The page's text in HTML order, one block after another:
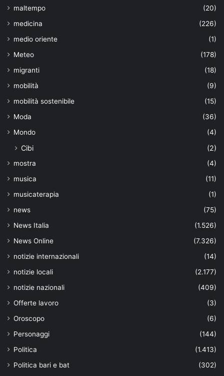
maltempo
(20)
medicina
(226)
medio oriente
(1)
Meteo
(178)
migranti
(18)
mobilità
(9)
mobilità sostenibile
(15)
Moda
(36)
Mondo
(4)
Cibi (2)
mostra
(4)
musica
(11)
musicaterapia
(1)
news
(75)
News Italia
(1.526)
News Online
(7.326)
notizie internazionali
(14)
notizie locali
(2.177)
notizie nazionali
(409)
Offerte lavoro
(3)
Oroscopo
(6)
Personaggi
(144)
Politica
(1.413)
Politica bari e bat
(302)